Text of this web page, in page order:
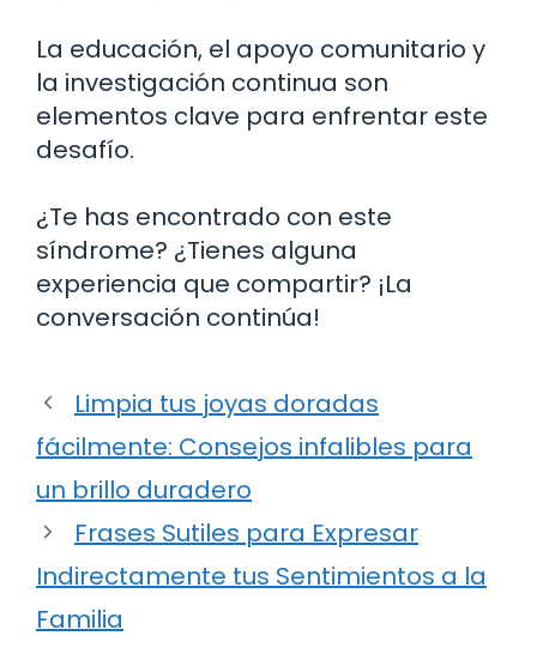
La educación, el apoyo comunitario y
la investigación continua son
elementos clave para enfrentar este
desafío.
¿Te has encontrado con este
síndrome? ¿Tienes alguna
experiencia que compartir? ¡La
conversación continúa!
Limpia tus joyas doradas
fácilmente: Consejos infalibles para
un brillo duradero
Frases Sutiles para Expresar
Indirectamente tus Sentimientos a la
Familia